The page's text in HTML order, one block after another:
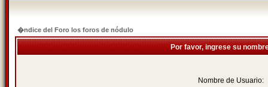
�ndice del Foro los foros de nódulo
Por favor, ingrese su
Nombre de Usuario: